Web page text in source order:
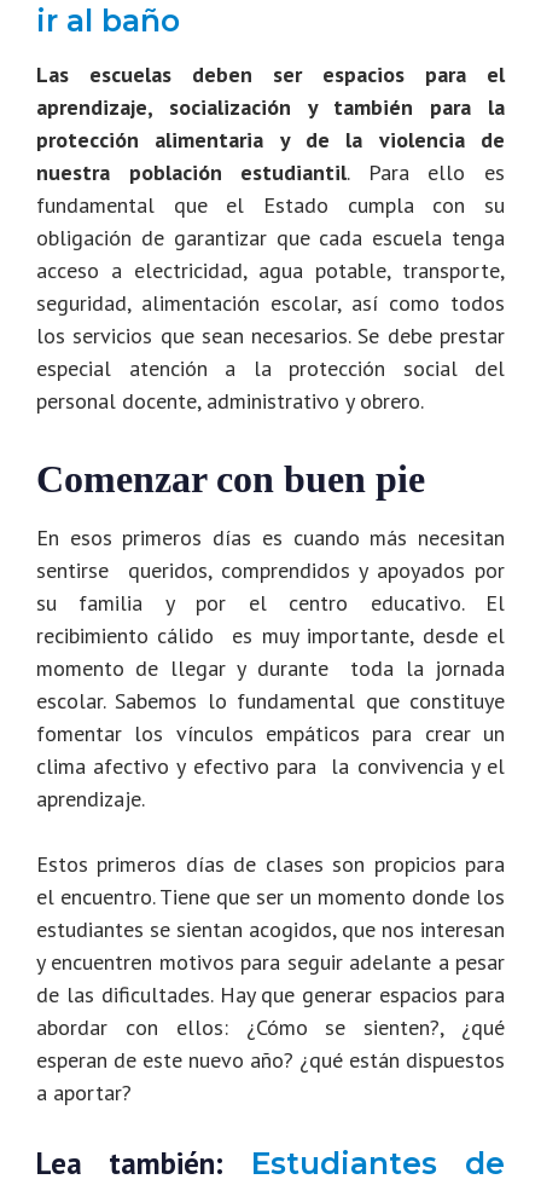
ir al baño
Las escuelas deben ser espacios para el
aprendizaje, socialización y también para la
protección alimentaria y de la violencia de
nuestra población estudiantil. Para ello es
fundamental que el Estado cumpla con su
obligación de garantizar que cada escuela tenga
acceso a electricidad, agua potable, transporte,
seguridad, alimentación escolar, así como todos
los servicios que sean necesarios. Se debe prestar
especial atención a la protección social del
personal docente, administrativo y obrero.
Comenzar con buen pie
En esos primeros días es cuando más necesitan
sentirse queridos, comprendidos y apoyados por
su familia y por el centro educativo. El
recibimiento cálido es muy importante, desde el
momento de llegar y durante toda la jornada
escolar. Sabemos lo fundamental que constituye
fomentar los vínculos empáticos para crear un
clima afectivo y efectivo para la convivencia y el
aprendizaje.
Estos primeros días de clases son propicios para
el encuentro.Tiene que ser un momento donde los
estudiantes se sientan acogidos, que nos interesan
y encuentren motivos para seguir adelante a pesar
de las dificultades. Hay que generar espacios para
abordar con ellos: ¿Cómo se sienten?, ¿qué
esperan de este nuevo año? ¿qué están dispuestos
a aportar?
Lea también:
Estudiantes de